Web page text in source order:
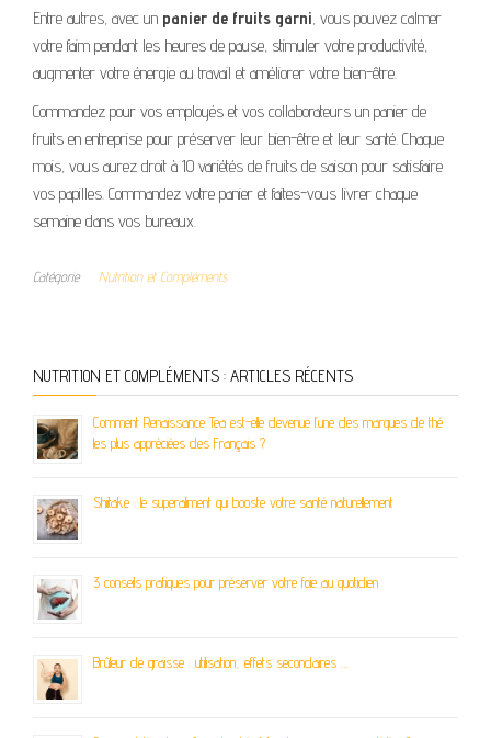
Entre autres, avec un panier de fruits garni, vous pouvez calmer
votre faim pendant les heures de pause, stimuler votre productivité,
augmenter votre énergie au travail et améliorer votre bien-être.
Commandez pour vos employés et vos collaborateurs un panier de
fruits en entreprise pour préserver leur bien-être et leur santé. Chaque
mois, vous aurez droit à 10 variétés de fruits de saison pour satisfaire
vos papilles. Commandez votre panier et faites-vous livrer chaque
semaine dans vos bureaux.
Catégorie Nutrition et Compléments
NUTRITION ET COMPLÉMENTS : ARTICLES RÉCENTS
Comment Renaissance Tea est-elle devenue l’une des marques de thé
les plus appréciées des Français ?
Shiitake : le superaliment qui booste votre santé naturellement
3 conseils pratiques pour préserver votre foie au quotidien
Brûleur de graisse : utilisation, effets secondaires …